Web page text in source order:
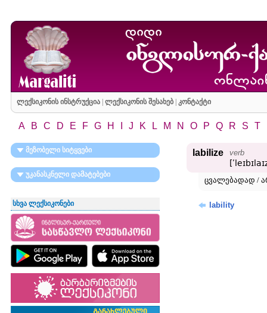
ლექსიკონის ინსტრუქცია| ლექსიკონის შესახებ| კონტაქტი
A B C D E F G H J K L M N O P Q R S T
მეზობელი სიტყვები
უკანასკნელი დამატებები
სხვა ლექსიკონები
labilize verb
ცვალებადად /
lability